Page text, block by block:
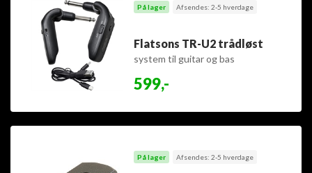
På lager Afsendes: 2-5 hverdage
Flatsons TR-U2 trådløst
system til guitar og bas
599,-
På lager Afsendes: 2-5 hverdage